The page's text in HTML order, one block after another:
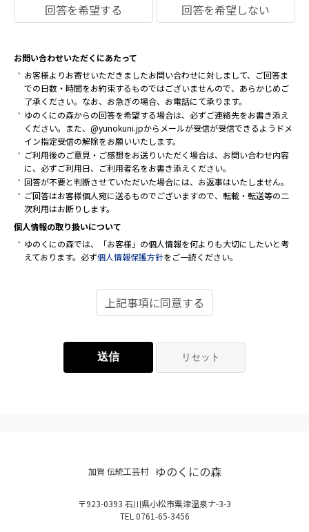
回答を希望する 回答を希望しない
お問い合わせいただくにあたって
お客様よりお寄せいただきましたお問い合わせに対しまして、ご回答ま
での日数・時間をお約束するものではございませんので、あらかじめご
了承ください。なお、お急ぎの場合、お電話にて承ります。
ゆのくにの森からの回答を希望する場合は、必ずご連絡先をお書き添え
ください。また、@yunokuni.jpからメールが受信が受信できるようドメ
イン指定受信の解除をお願いいたします。
ご利用後のご意見・ご感想をお送りいただく場合は、お問い合わせ内容
に、必ずご利用日、ご利用者名をお書き添えください。
回答が不要と判断させていただいた場合には、お返事はいたしません。
ご回答はお客様個人宛に送るものでございますので、転載・転送等の二
次利用はお断りします。
個人情報の取り扱いについて
ゆのくにの森では、「お客様」の個人情報を何よりも大切にしたいと考
えております。必ず個人情報保護方針をご一読ください。
上記事項に同意する
加賀 伝統工芸村 ゆのくにの森
〒923-0393 石川県小松市粟津温泉ナ-3-3
TEL 0761-65-3456